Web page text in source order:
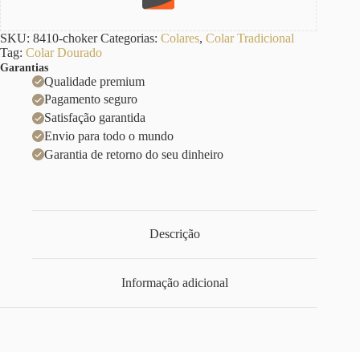
SKU: 8410-choker Categorias: Colares, Colar Tradicional
Tag: Colar Dourado
Garantias
Qualidade premium
Pagamento seguro
Satisfação garantida
Envio para todo o mundo
Garantia de retorno do seu dinheiro
Descrição
Informação adicional